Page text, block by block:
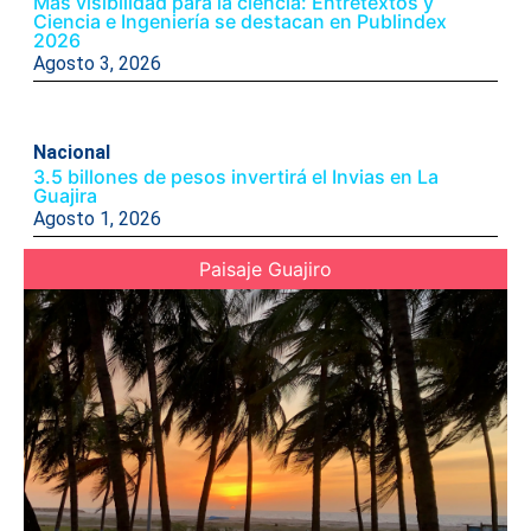
Ciencia e Ingeniería se destacan en Publindex
2026
Agosto 3, 2026
Nacional
3.5 billones de pesos invertirá el Invias en La
Guajira
Agosto 1, 2026
Paisaje Guajiro